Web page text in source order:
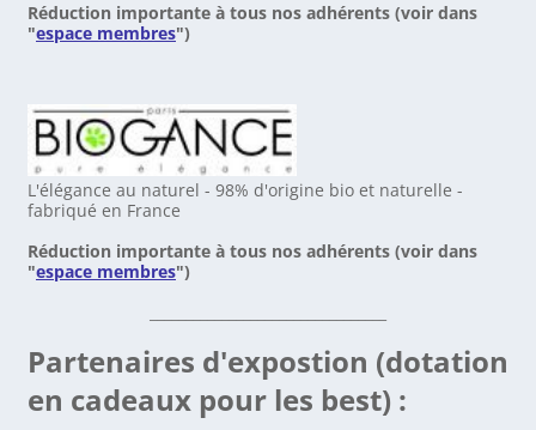
Réduction importante à tous nos adhérents (voir dans
"espace membres")
L'élégance au naturel - 98% d'origine bio et naturelle -
fabriqué en France
Réduction importante à tous nos adhérents (voir dans
"espace membres")
Partenaires d'expostion (dotation
en cadeaux pour les best) :